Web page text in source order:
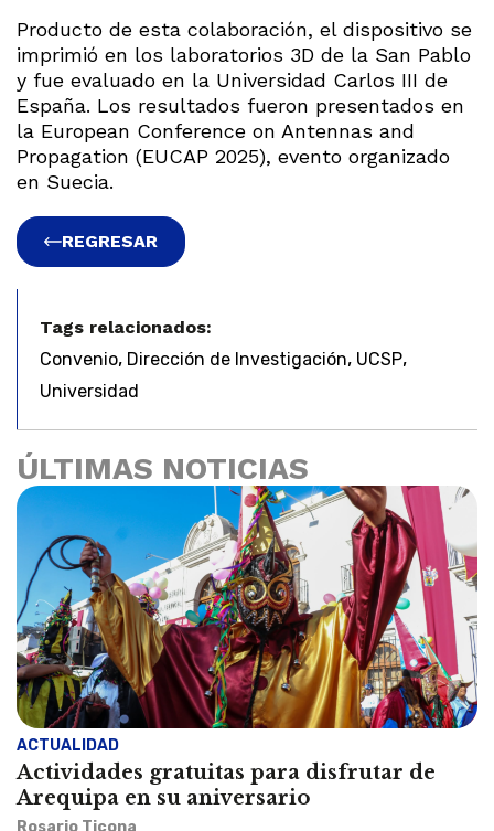
Producto de esta colaboración, el dispositivo se
imprimió en los laboratorios 3D de la San Pablo
y fue evaluado en la Universidad Carlos III de
España. Los resultados fueron presentados en
la European Conference on Antennas and
Propagation (EUCAP 2025), evento organizado
en Suecia.
REGRESAR
Tags relacionados:
Convenio, Dirección de Investigación, UCSP,
Universidad
ÚLTIMAS NOTICIAS
ACTUALIDAD
Actividades gratuitas para disfrutar de
Arequipa en su aniversario